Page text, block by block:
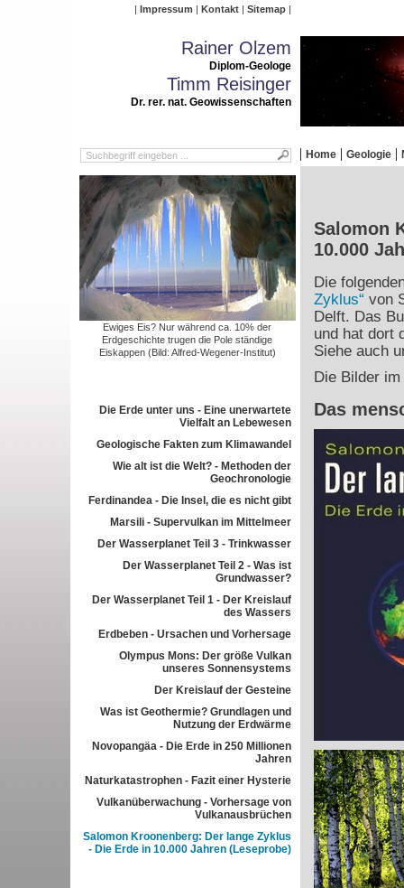
Impressum Kontakt Sitemap
Rainer Olzem
Diplom-Geologe
Timm Reisinger
Dr. rer. nat. Geowissenschaften
Home Geologie
Ewiges Eis? Nur während ca. 10% der
Erdgeschichte trugen die Pole ständige
Eiskappen (Bild: Alfred-Wegener-Institut)
Die Erde unter uns - Eine unerwartete
Vielfalt an Lebewesen
Geologische Fakten zum Klimawandel
Wie alt ist die Welt? - Methoden der
Geochronologie
Ferdinandea - Die Insel, die es nicht gibt
Marsili - Supervulkan im Mittelmeer
Der Wasserplanet Teil 3 - Trinkwasser
Der Wasserplanet Teil 2 - Was ist
Grundwasser?
Der Wasserplanet Teil 1 - Der Kreislauf
des Wassers
Erdbeben - Ursachen und Vorhersage
Olympus Mons: Der größe Vulkan
unseres Sonnensystems
Der Kreislauf der Gesteine
Was ist Geothermie? Grundlagen und
Nutzung der Erdwärme
Novopangäa - Die Erde in 250 Millionen
Jahren
Naturkatastrophen - Fazit einer Hysterie
Vulkanüberwachung - Vorhersage von
Vulkanausbrüchen
Salomon Kroonenberg: Der lange Zyklus
- Die Erde in 10.000 Jahren (Leseprobe)
Salomon
10.000
Die
Zyklus“ von
Delft. Das
und hat dort
Siehe auch
Die Bilder
Das